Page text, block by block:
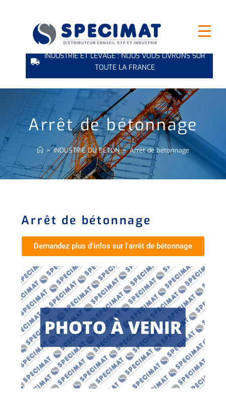
INDUSTRIE ET LEVAGE : NOUS VOUS LIVRONS SUR
TOUTE LA FRANCE
Arrêt de bétonnage
> INDUSTRIE DU BÉTON > Arrêt de bétonnage
Arrêt de bétonnage
Demandez plus d'infos sur l'arrêt de bétonnage